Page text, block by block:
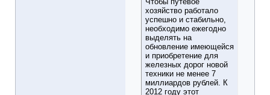
хозяйство работало
успешно и стабильно,
необходимо ежегодно
выделять на
обновление имеющейся
и приобретение для
железных дорог новой
техники не менее 7
миллиардов рублей. К
2012 году этот